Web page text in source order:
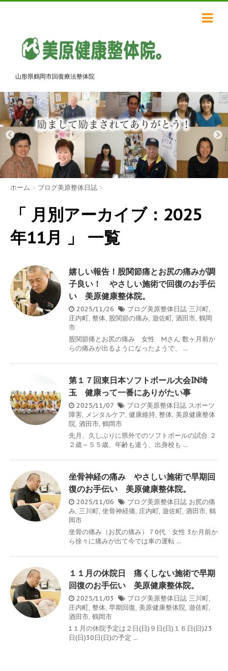
山形県鶴岡市回復療法整体院
ホーム > ブログ美原整体日誌 >
「 月別アーカイブ：2025
年11月 」 一覧
嬉しい報告！股関節痛とお尻の痛みが調
子良い！ やさしい施術で回復のお手伝
い 美原健康整体院。
2025/11/26 ブログ美原整体日誌 三川町,
庄内町, 整体, 股関節の痛み, 遊佐町, 酒田市, 鶴岡
市
股関節痛とお尻の痛み 女性 Mさん 数ヶ月前か
らの痛みが出るようになったようで、 ...
第１７回東日本ソフトボール大会IN埼
玉 健康って一番にありがたい事
2025/11/07 ブログ美原整体日誌 スポーツ
障害, メンタルケア, 健康維持, 整体, 美原健康整体
院, 酒田市, 鶴岡市
先月、久しぶりに県外でのソフトボールの試合 ２
２歳～５５歳、年齢も違う、出身校も ...
坐骨神経の痛み やさしい施術で早期回
復のお手伝い 美原健康整体院。
2025/11/06 ブログ美原整体日誌 お尻の痛
み, 三川町, 坐骨神経痛, 庄内町, 遊佐町, 酒田市, 鶴
岡市
坐骨の痛み（お尻の痛み）７0代 女性 3か月前か
ら徐々に痛みが出て今では車の運転 ...
１１月の休院日 痛くしない施術で早期
回復のお手伝い 美原健康整体院。
2025/11/03 ブログ美原整体日誌 三川町,
庄内町, 整体, 早期回復, 美原健康整体院, 遊佐町,
酒田市, 鶴岡市
1１月の休院予定は２日(日)９日(日)１６日(日)23
日(日)30日(日)の予定 ...